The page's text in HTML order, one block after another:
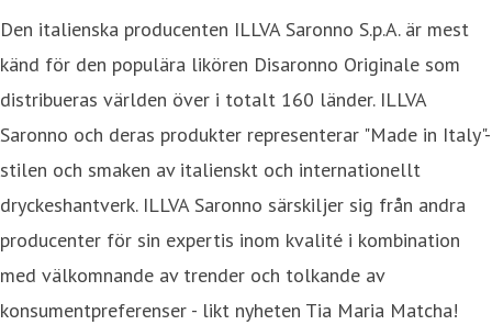
Den italienska producenten ILLVA Saronno S.p.A. är mest
känd för den populära likören Disaronno Originale som
distribueras världen över i totalt 160 länder. ILLVA
Saronno och deras produkter representerar "Made in Italy"-
stilen och smaken av italienskt och internationellt
dryckeshantverk. ILLVA Saronno särskiljer sig från andra
producenter för sin expertis inom kvalité i kombination
med välkomnande av trender och tolkande av
konsumentpreferenser - likt nyheten Tia Maria Matcha!